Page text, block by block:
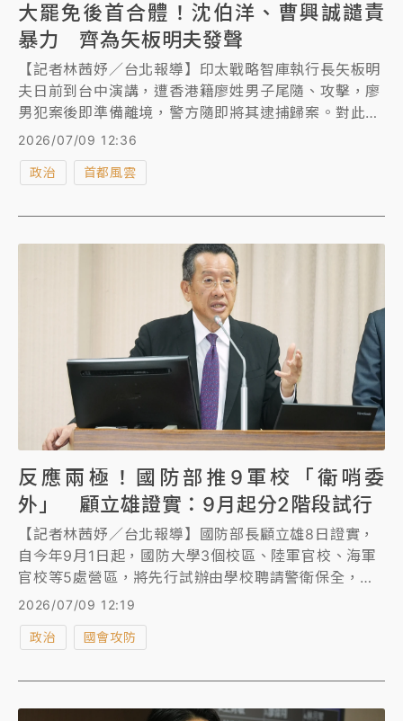
大罷免後首合體！沈伯洋、曹興誠譴責
暴力 齊為矢板明夫發聲
【記者林茜妤／台北報導】印太戰略智庫執行長矢板明
夫日前到台中演講，遭香港籍廖姓男子尾隨、攻擊，廖
男犯案後即準備離境，警方隨即將其逮捕歸案。對此，
民進黨台北市長參選人沈伯洋、聯電創辦人曹興誠出面
聲援矢板明夫，這也是兩人在大罷免後，首度公開露
面。
2026/07/09 12:36
政治 首都風雲
反應兩極！國防部推9軍校「衛哨委
外」 顧立雄證實：9月起分2階段試行
【記者林茜妤／台北報導】國防部長顧立雄8日證實，
自今年9月1日起，國防大學3個校區、陸軍官校、海軍
官校等5處營區，將先行試辦由學校聘請警衛保全，
「不再由軍人擔任衛哨勤務」；第2階段則自明年1月1
中正預校共4處試辦。消息一出，網友反應兩極，有人
防部長要不要也委外」。
2026/07/09 12:19
政治 國會攻防